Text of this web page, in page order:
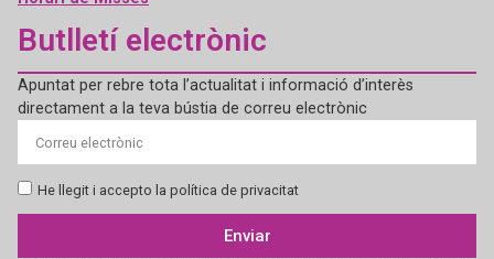
Butlletí electrònic
Apuntat per rebre tota l’actualitat i informació d’interès
directament a la teva bústia de correu electrònic
He llegit i accepto la política de privacitat
Enviar